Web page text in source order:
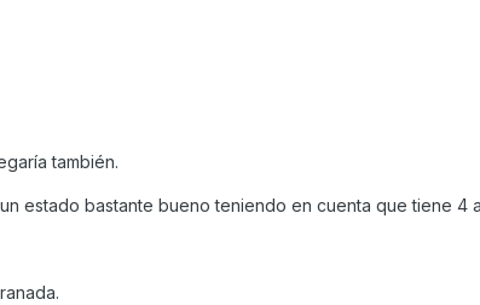
también.
estado bastante bueno teniendo en cuenta que tiene 4